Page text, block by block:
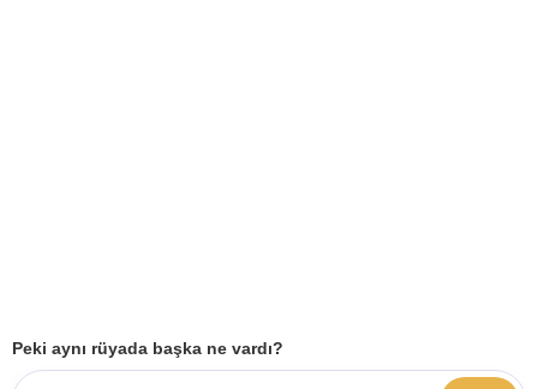
Peki aynı rüyada başka ne vardı?